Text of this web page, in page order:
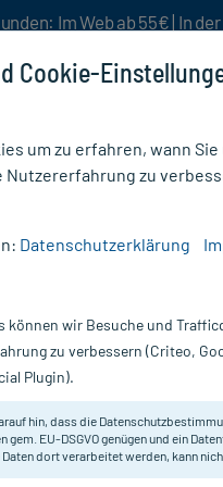
Im Web ab 55€ | In
Nur für kurze Zeit:Gratis-
32 St
Cookie-
um zu erfahren, wann
Nutzererfahrung zu
Datenschutzerklärung
können wir Besuche und
zu verbessern (Criteo,
Plugin).
hin, dass die
gem. EU-DSGVO genügen und ein
Daten dort verarbeitet werden, kann